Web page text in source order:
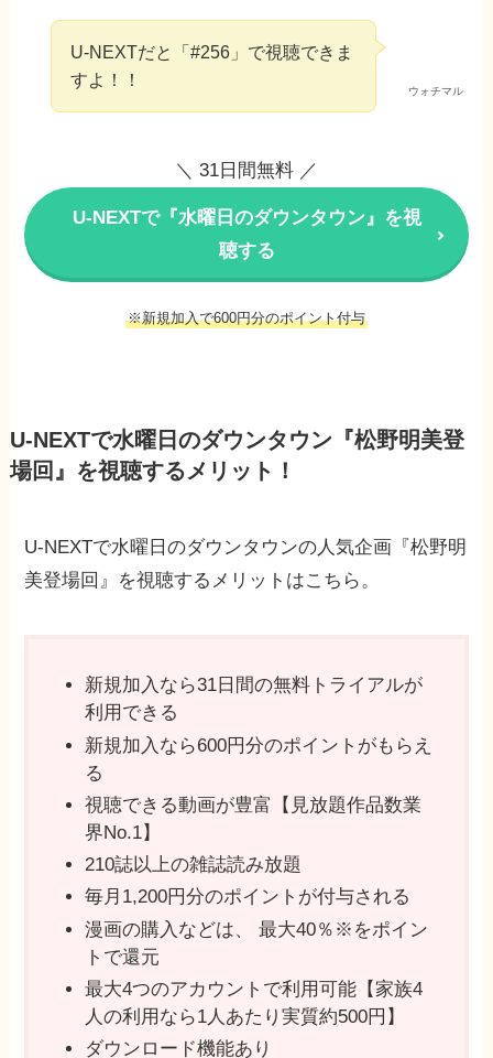
ウォチマル
U-NEXTだと「#256」で視聴できま
すよ！！
＼ 31日間無料 ／
U-NEXTで『水曜日のダウンタウン』を視
聴する
※新規加入で600円分のポイント付与
U-NEXTで水曜日のダウンタウン『松野明美登
場回』を視聴するメリット！
U-NEXTで水曜日のダウンタウンの人気企画『松野明
美登場回』を視聴するメリットはこちら。
新規加入なら31日間の無料トライアルが
利用できる
新規加入なら600円分のポイントがもらえ
る
視聴できる動画が豊富【見放題作品数業
界No.1】
210誌以上の雑誌読み放題
毎月1,200円分のポイントが付与される
漫画の購入などは、 最⼤40％※をポイン
トで還元
最⼤4つのアカウントで利用可能【家族4
⼈の利⽤なら1⼈あたり実質約500円】
ダウンロード機能あり